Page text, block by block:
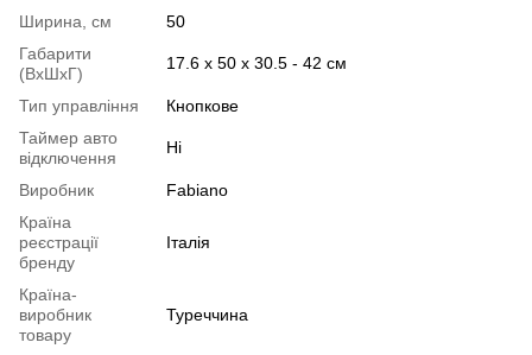
Ширина, см
50
Габарити
(ВхШхГ)
17.6 х 50 х 30.5 - 42 см
Тип управління
Кнопкове
Таймер авто
відключення
Ні
Виробник
Fabiano
Країна
реєстрації
бренду
Італія
Країна-
виробник
товару
Туреччина